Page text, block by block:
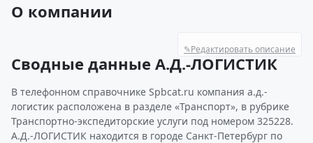
О компании
✎Редактировать описание
Сводные данные А.Д.-ЛОГИСТИК
В телефонном справочнике Spbcat.ru компания а.д.-
логистик расположена в разделе «Транспорт», в рубрике
Транспортно-экспедиторские услуги под номером 325228.
А.Д.-ЛОГИСТИК находится в городе Санкт-Петербург по